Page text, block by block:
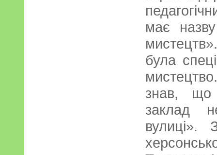
має
була
знав, що
заклад
вулиці».